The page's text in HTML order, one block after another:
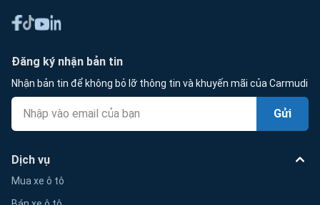
Đăng ký nhận bản tin
Nhận bản tin để không bỏ lỡ thông tin và khuyến mãi của Carmudi
Gửi
Dịch vụ
Mua xe ô tô